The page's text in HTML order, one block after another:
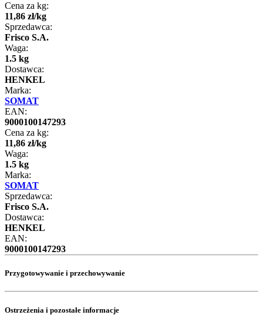
Cena za kg:
11,86 zł/kg
Sprzedawca:
Frisco S.A.
Waga:
1.5 kg
Dostawca:
HENKEL
Marka:
SOMAT
EAN:
9000100147293
Cena za kg:
11,86 zł/kg
Waga:
1.5 kg
Marka:
SOMAT
Sprzedawca:
Frisco S.A.
Dostawca:
HENKEL
EAN:
9000100147293
Przygotowywanie i przechowywanie
Ostrzeżenia i pozostałe informacje